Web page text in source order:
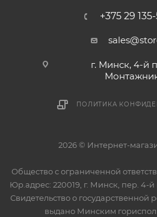
+375 29 135-
г. Минск, 4-й
ПОЛИТИКА
2026 © Интернет-
Общество с ограниченной
Юр.адрес: 220019, г. Минск, пер. 4-
Свидетельство о государственной
выдано Минским